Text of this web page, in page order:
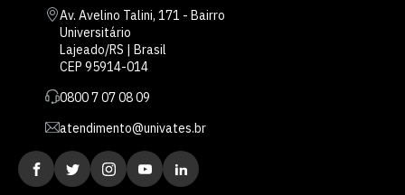
Av. Avelino Talini, 171 - Bairro
Universitário
Lajeado/RS | Brasil
CEP 95914-014
0800 7 07 08 09
atendimento@univates.br